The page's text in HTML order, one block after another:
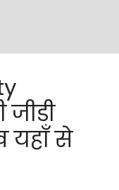
यहाँ से